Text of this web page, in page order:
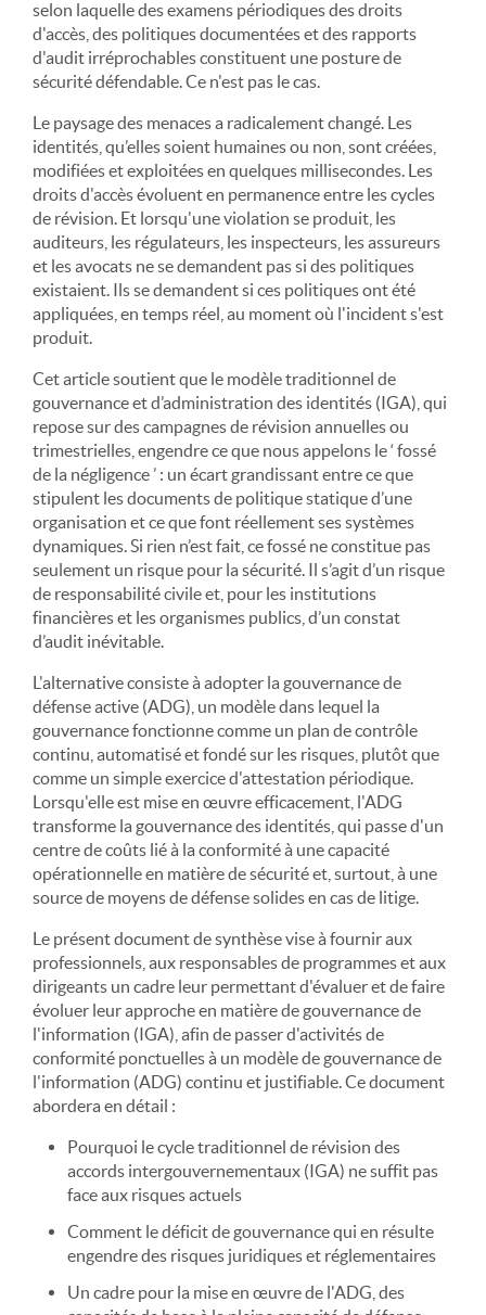
selon laquelle des examens périodiques des droits
d'accès, des politiques documentées et des rapports
d'audit irréprochables constituent une posture de
sécurité défendable. Ce n'est pas le cas.
Le paysage des menaces a radicalement changé. Les
identités, qu’elles soient humaines ou non, sont créées,
modifiées et exploitées en quelques millisecondes. Les
droits d'accès évoluent en permanence entre les cycles
de révision. Et lorsqu'une violation se produit, les
auditeurs, les régulateurs, les inspecteurs, les assureurs
et les avocats ne se demandent pas si des politiques
existaient. Ils se demandent si ces politiques ont été
appliquées, en temps réel, au moment où l'incident s'est
produit.
Cet article soutient que le modèle traditionnel de
gouvernance et d’administration des identités (IGA), qui
repose sur des campagnes de révision annuelles ou
trimestrielles, engendre ce que nous appelons le ‘ fossé
de la négligence ’ : un écart grandissant entre ce que
stipulent les documents de politique statique d’une
organisation et ce que font réellement ses systèmes
dynamiques. Si rien n’est fait, ce fossé ne constitue pas
seulement un risque pour la sécurité. Il s’agit d’un risque
de responsabilité civile et, pour les institutions
financières et les organismes publics, d’un constat
d’audit inévitable.
L'alternative consiste à adopter la gouvernance de
défense active (ADG), un modèle dans lequel la
gouvernance fonctionne comme un plan de contrôle
continu, automatisé et fondé sur les risques, plutôt que
comme un simple exercice d'attestation périodique.
Lorsqu'elle est mise en œuvre efficacement, l'ADG
transforme la gouvernance des identités, qui passe d'un
centre de coûts lié à la conformité à une capacité
opérationnelle en matière de sécurité et, surtout, à une
source de moyens de défense solides en cas de litige.
Le présent document de synthèse vise à fournir aux
professionnels, aux responsables de programmes et aux
dirigeants un cadre leur permettant d'évaluer et de faire
évoluer leur approche en matière de gouvernance de
l'information (IGA), afin de passer d'activités de
conformité ponctuelles à un modèle de gouvernance de
l'information (ADG) continu et justifiable. Ce document
abordera en détail :
Pourquoi le cycle traditionnel de révision des
accords intergouvernementaux (IGA) ne suffit pas
face aux risques actuels
Comment le déficit de gouvernance qui en résulte
engendre des risques juridiques et réglementaires
Un cadre pour la mise en œuvre de l'ADG, des